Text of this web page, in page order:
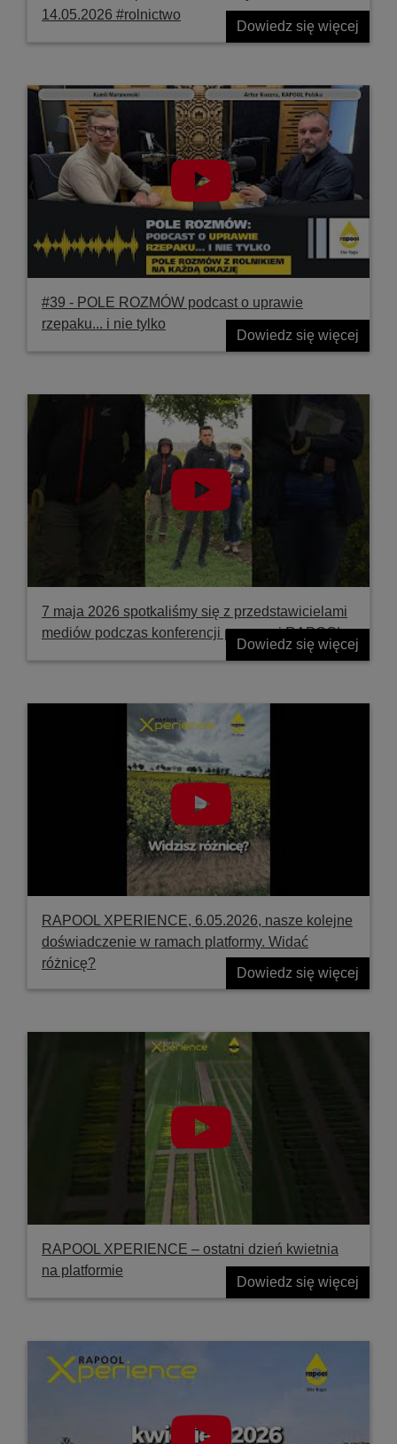
14.05.2026 #rolnictwo
Dowiedz się więcej
#39 ‐ POLE ROZMÓW podcast o uprawie
rzepaku... i nie tylko
Dowiedz się więcej
7 maja 2026 spotkaliśmy się z przedstawicielami
mediów podczas konferencji prasowej RAPOOL
Dowiedz się więcej
RAPOOL XPERIENCE, 6.05.2026, nasze kolejne
doświadczenie w ramach platformy. Widać
różnicę?
Dowiedz się więcej
RAPOOL XPERIENCE – ostatni dzień kwietnia
na platformie
Dowiedz się więcej